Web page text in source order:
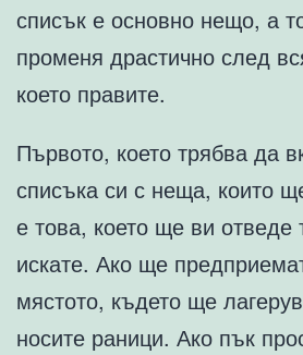
списък е основно нещо, а
променя драстично след
което правите.
Първото, което трябва да
списъка си с неща, които
е това, което ще ви отведе
искате. Ако ще
мястото, където ще
носите раници. Ако пък